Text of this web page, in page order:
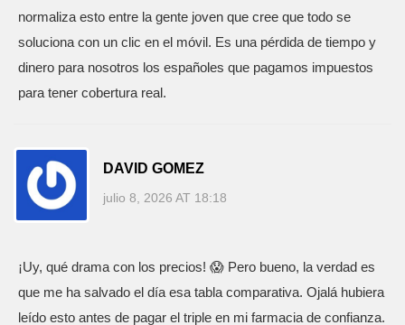
normaliza esto entre la gente joven que cree que todo se
soluciona con un clic en el móvil. Es una pérdida de tiempo y
dinero para nosotros los españoles que pagamos impuestos
para tener cobertura real.
DAVID GOMEZ
julio 8, 2026 AT 18:18
¡Uy, qué drama con los precios! 😱 Pero bueno, la verdad es
que me ha salvado el día esa tabla comparativa. Ojalá hubiera
leído esto antes de pagar el triple en mi farmacia de confianza.